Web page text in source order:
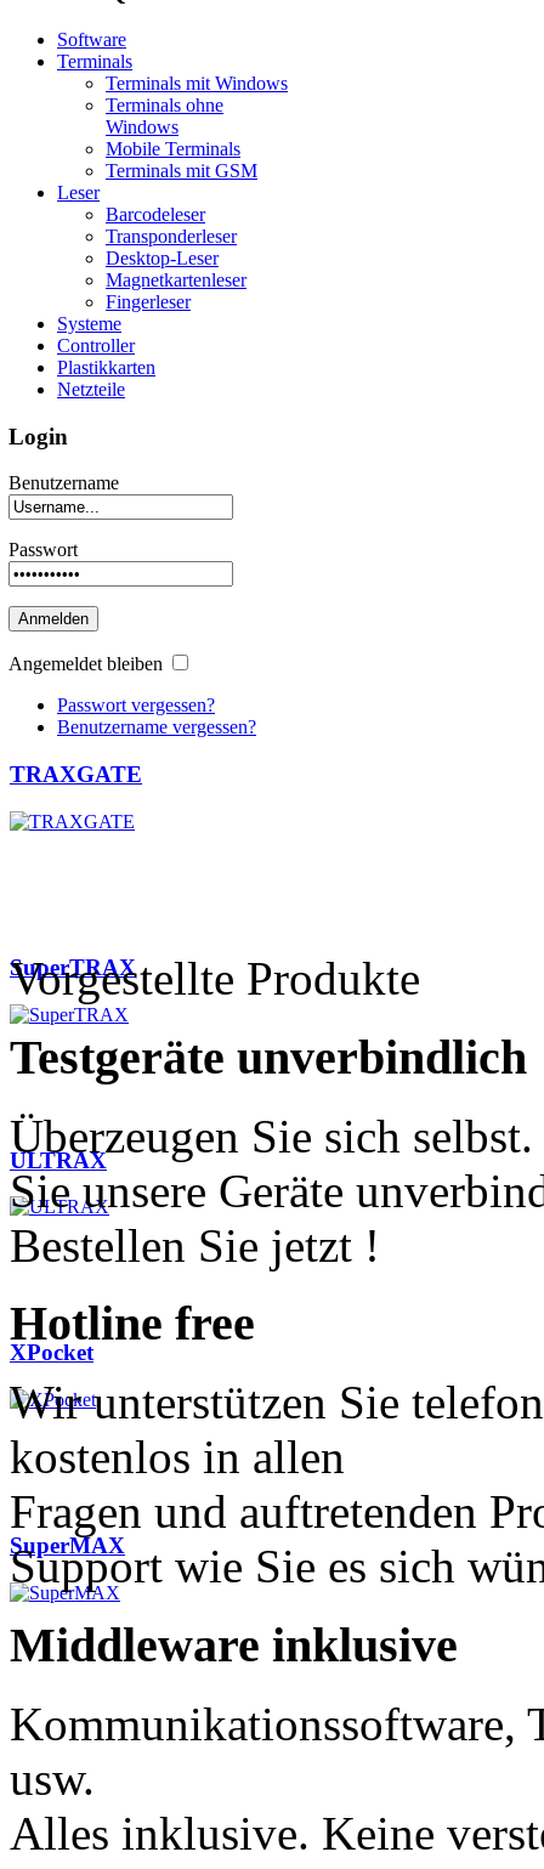
Software
Terminals
Terminals mit Windows
Terminals ohne
Windows
Mobile Terminals
Terminals mit GSM
Leser
Barcodeleser
Transponderleser
Desktop-Leser
Magnetkartenleser
Fingerleser
Systeme
Controller
Plastikkarten
Netzteile
Login
Benutzername
Passwort
Anmelden
Angemeldet bleiben
Passwort vergessen?
Benutzername vergessen?
TRAXGATE
SuperTRAX
ULTRAX
XPocket
SuperMAX
Vorgestellte Produkte
Testgeräte unverbindlich
Überzeugen Sie sich selbst.
Sie unsere Geräte
Bestellen Sie jetzt !
Hotline free
Wir unterstützen Sie
kostenlos in allen
Fragen und auftretenden
Support wie Sie es sich
Middleware inklusive
Kommunikationssoftware,
usw.
Alles inklusive. Keine